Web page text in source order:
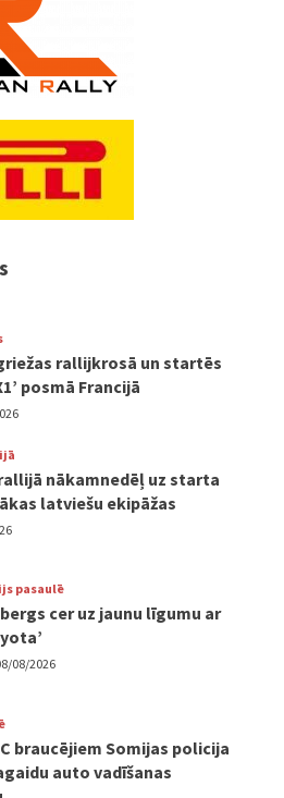
rallijkrosā un startēs
posmā Francijā
nākamnedēļ uz starta
latviešu ekipāžas
pasaulē
cer uz jaunu līgumu ar
08/2026
braucējiem Somijas policija
auto vadīšanas